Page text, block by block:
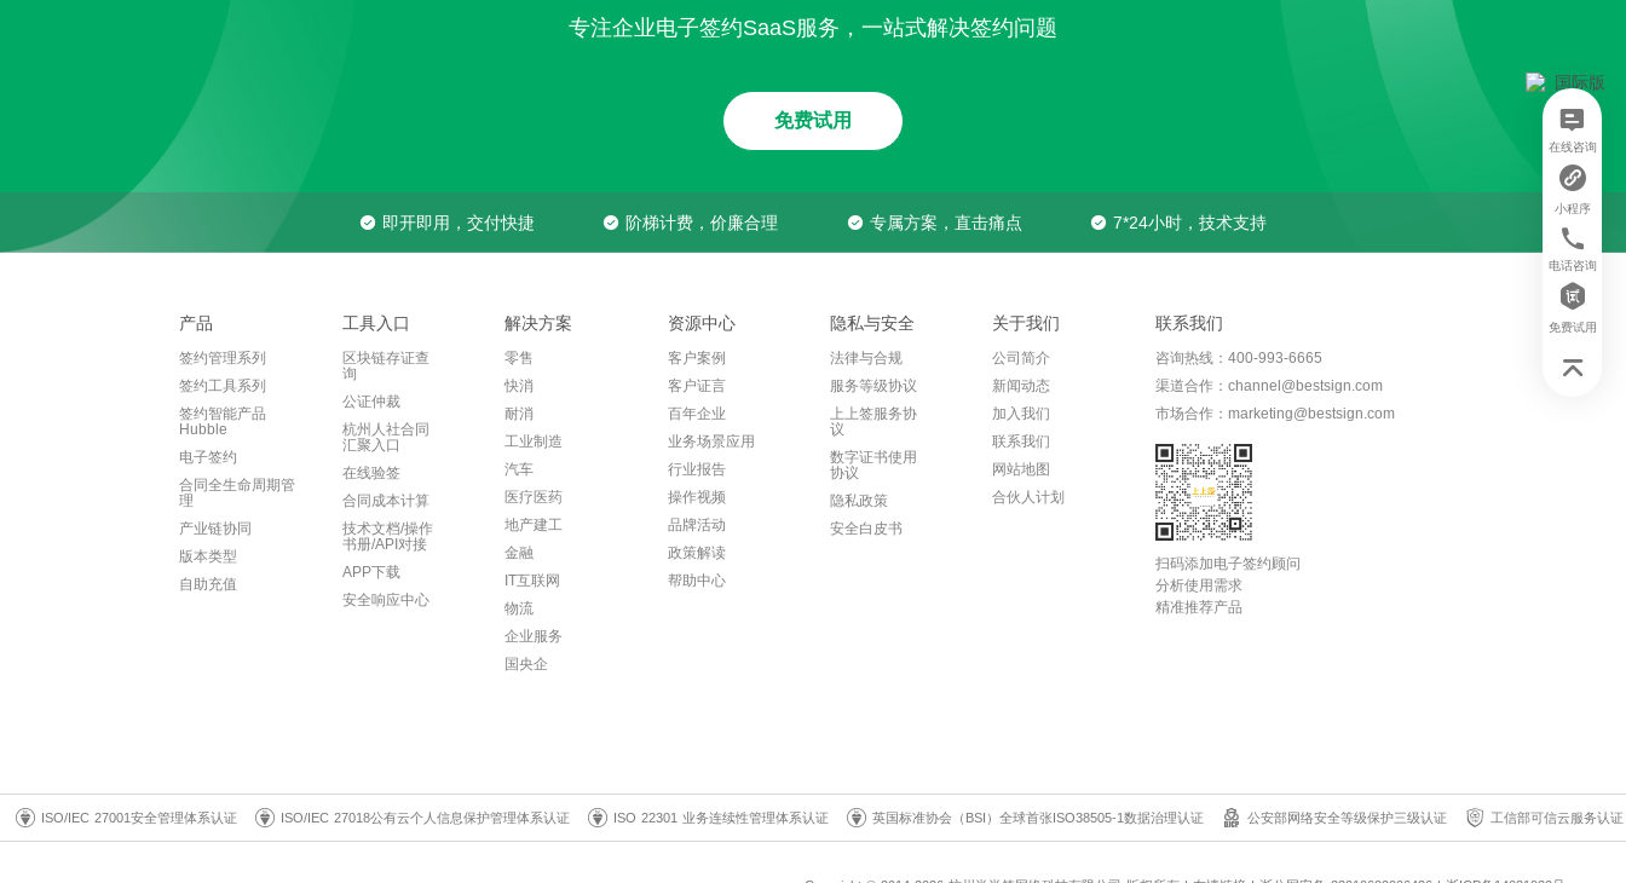
专注企业电子签约SaaS服务，一站式解决签约问题
免费试用
即开即用，交付快捷 阶梯计费，价廉合理 专属方案，直击痛点 7*24小时，技术支持
产品
签约管理系列
签约工具系列
签约智能产品
Hubble
电子签约
合同全生命周期管
理
产业链协同
版本类型
自助充值
工具入口
区块链存证查
询
公证仲裁
杭州人社合同
汇聚入口
在线验签
合同成本计算
技术文档/操作
书册/API对接
APP下载
安全响应中心
解决方案
零售
快消
耐消
工业制造
汽车
医疗医药
地产建工
金融
IT互联网
物流
企业服务
国央企
资源中心
客户案例
客户证言
百年企业
业务场景应用
行业报告
操作视频
品牌活动
政策解读
帮助中心
隐私与安全
法律与合规
服务等级协议
上上签服务协
议
数字证书使用
协议
隐私政策
安全白皮书
关于我们
公司简介
新闻动态
加入我们
联系我们
网站地图
合伙人计划
联系我们
咨询热线：400-993-6665
渠道合作：channel@bestsign.com
市场合作：marketing@bestsign.com
扫码添加电子签约顾问
分析使用需求
精准推荐产品
ISO/IEC 27001安全管理体系认证 ISO/IEC 27018公有云个人信息保护管理体系认证 ISO 22301 业务连续性管理体系认证 英国标准协会（BSI）全球首张ISO38505-1数据治理认证 公安部网络安全等级保护三级认证 工信部可信云服务认证
在线咨询
小程序
电话咨询
免费试用